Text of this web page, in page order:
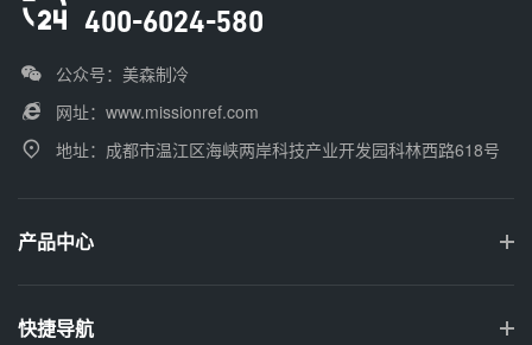
400-6024-580
公众号：美森制冷
网址： www.missionref.com
地址：成都市温江区海峡两岸科技产业开发园科林西路618号
产品中心
快捷导航